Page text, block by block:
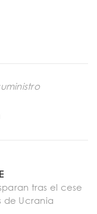
tras el cese
de Ucrania